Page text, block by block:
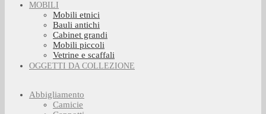
MOBILI
Mobili etnici
Bauli antichi
Cabinet grandi
Mobili piccoli
Vetrine e scaffali
OGGETTI DA COLLEZIONE
Abbigliamento
Camicie